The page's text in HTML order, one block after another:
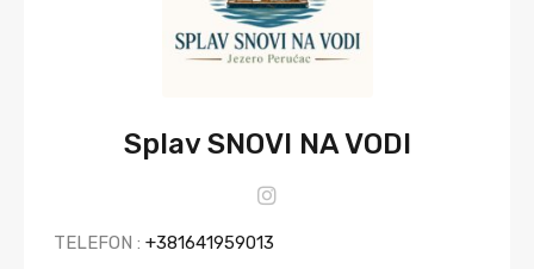
Splav SNOVI NA VODI
TELEFON : +381641959013